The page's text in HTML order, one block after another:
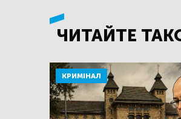
ЧИТАЙТЕ
КРИМІНАЛ